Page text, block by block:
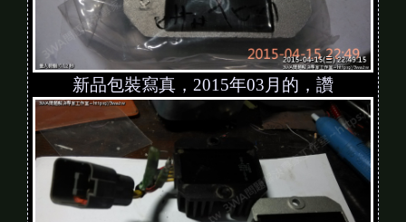
新品包裝寫真，2015年03月的，讚